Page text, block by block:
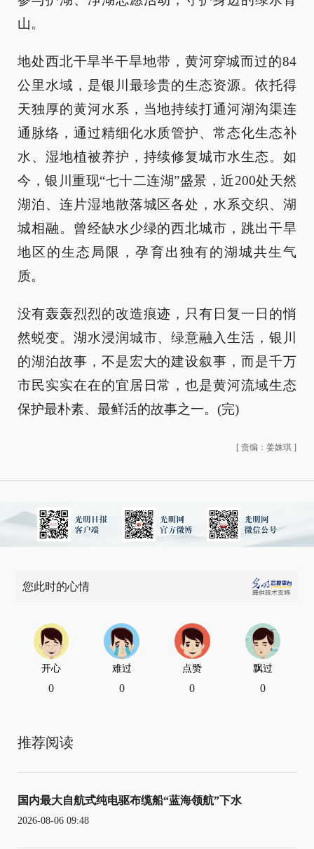
山。
地处西北干旱半干旱地带，黄河穿城而过的84
公里水域，是银川最珍贵的生态资源。依托得
天独厚的黄河水系，当地持续打通河湖沟渠连
通脉络，通过精细化水质管护、常态化生态补
水、湿地植被养护，持续修复城市水生态。如
今，银川重现“七十二连湖”盛景，近200处天然
湖泊、连片湿地散落城区各处，水系交织、湖
城相融。曾经缺水少绿的西北城市，跳出干旱
地区的生态局限，孕育出独有的湖城共生气
质。
没有轰轰烈烈的改造痕迹，只有日复一日的悄
然蜕变。湖水浸润城市、绿意融入生活，银川
的湖泊故事，不是宏大的建设叙事，而是千万
市民实实在在的宜居日常，也是黄河流域生态
保护最朴素、最鲜活的故事之一。(完)
[ 责编：姜姝琪 ]
您此时的心情
开心
0
难过
0
点赞
0
飘过
0
推荐阅读
国内最大自航式纯电驱布缆船“蓝海领航”下水
2026-08-06 09:48